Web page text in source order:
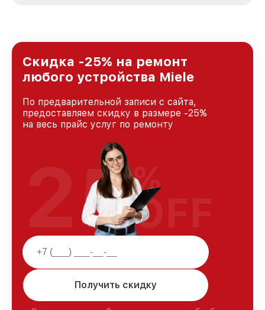
Санкт-Петербурге, постоянно повышая
уровень доверия и лояльности наших
клиентов.
Скидка -25% на ремонт
любого устройства Miele
По предварительной записи с сайта,
предоставляем скидку в размере -25%
на весь прайс услуг по ремонту
Получить скидку
25%
OFF